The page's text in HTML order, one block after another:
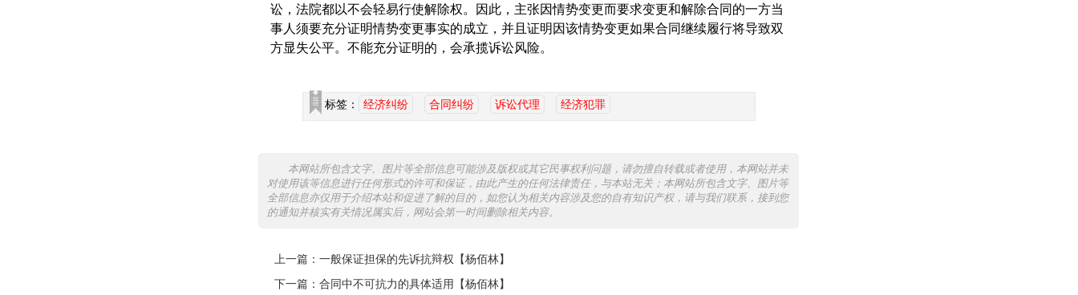
讼，法院都以不会轻易行使解除权。因此，主张因情势变更而要求变更和解除合同的一方当
事人须要充分证明情势变更事实的成立，并且证明因该情势变更如果合同继续履行将导致双
方显失公平。不能充分证明的，会承揽诉讼风险。
标签： 经济纠纷 合同纠纷 诉讼代理 经济犯罪
本网站所包含文字、图片等全部信息可能涉及版权或其它民事权利问题，请勿擅自转载或者使用，本网站并未
对使用该等信息进行任何形式的许可和保证，由此产生的任何法律责任，与本站无关；本网站所包含文字、图片等
全部信息亦仅用于介绍本站和促进了解的目的，如您认为相关内容涉及您的自有知识产权，请与我们联系，接到您
的通知并核实有关情况属实后，网站会第一时间删除相关内容。
上一篇： 一般保证担保的先诉抗辩权【杨佰林】
下一篇： 合同中不可抗力的具体适用【杨佰林】